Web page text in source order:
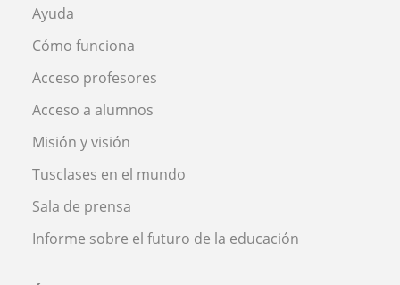
Ayuda
Cómo funciona
Acceso profesores
Acceso a alumnos
Misión y visión
Tusclases en el mundo
Sala de prensa
Informe sobre el futuro de la educación